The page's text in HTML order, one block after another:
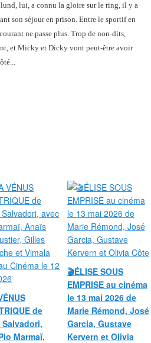
lui, a connu la gloire sur le ring, il y a
son séjour en prison. Entre le sportif en
ne passe plus. Trop de non-dits,
et Micky et Dicky vont peut-être avoir
de
Salvadori,
Marmaï,
🎬ÉLISE SOUS
EMPRISE au cinéma
le 13 mai 2026 de
Marie Rémond, José
Garcia, Gustave
Kervern et Olivia